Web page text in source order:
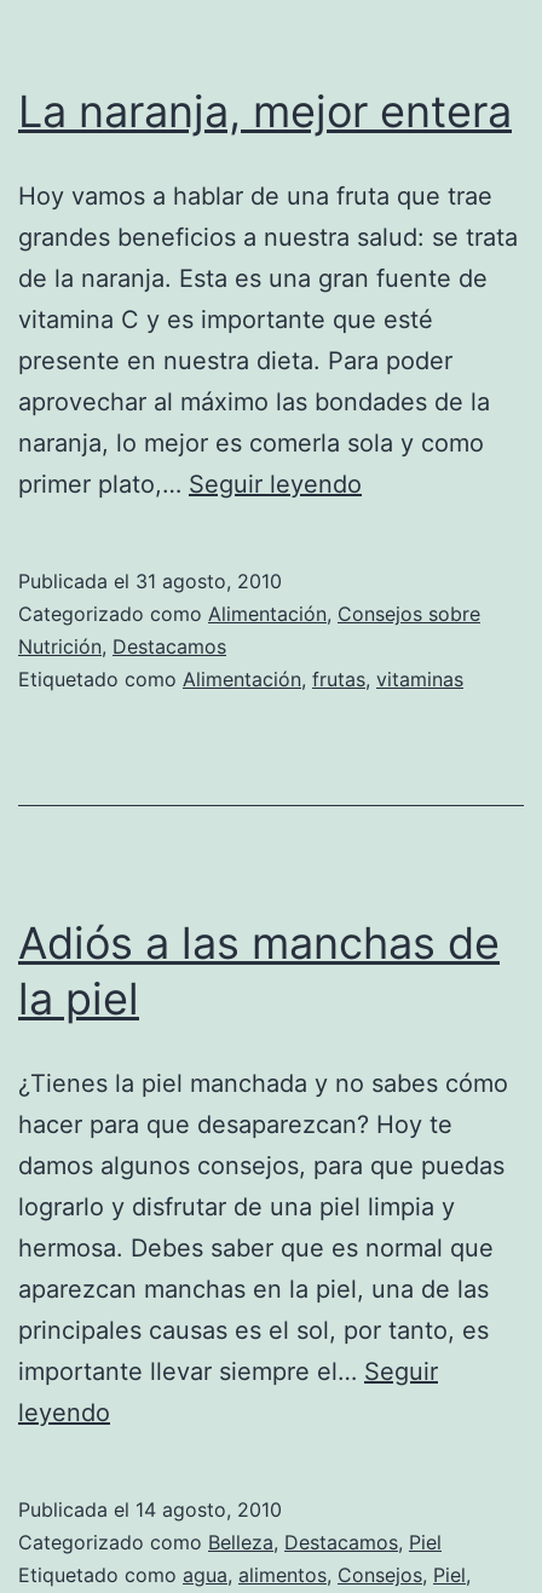
La naranja, mejor entera
Hoy vamos a hablar de una fruta que trae
grandes beneficios a nuestra salud: se trata
de la naranja. Esta es una gran fuente de
vitamina C y es importante que esté
presente en nuestra dieta. Para poder
aprovechar al máximo las bondades de la
naranja, lo mejor es comerla sola y como
primer plato,… Seguir leyendo
entera
Publicada el 31 agosto, 2010
Categorizado como Alimentación, Consejos sobre
Nutrición, Destacamos
Etiquetado como Alimentación, frutas, vitaminas
Adiós a las manchas de
la piel
¿Tienes la piel manchada y no sabes cómo
hacer para que desaparezcan? Hoy te
damos algunos consejos, para que puedas
lograrlo y disfrutar de una piel limpia y
hermosa. Debes saber que es normal que
aparezcan manchas en la piel, una de las
principales causas es el sol, por tanto, es
importante llevar siempre el… Seguir
leyendo
manchas
de
Publicada el 14 agosto, 2010
Categorizado como Belleza, Destacamos, Piel
Etiquetado como agua, alimentos, Consejos, Piel,